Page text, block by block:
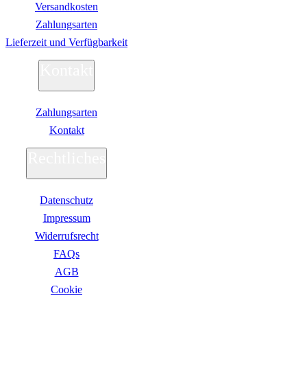
Versandkosten
Zahlungsarten
Lieferzeit und Verfügbarkeit
Zahlungsarten
Kontakt
Datenschutz
Impressum
Widerrufsrecht
FAQs
AGB
Сookie